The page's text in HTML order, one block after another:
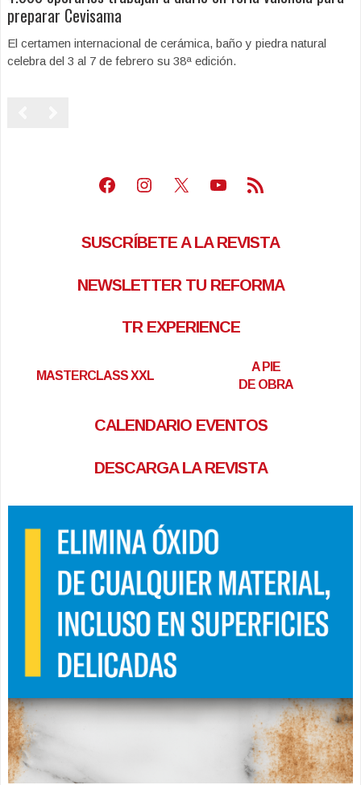
preparar Cevisama
El certamen internacional de cerámica, baño y piedra natural
celebra del 3 al 7 de febrero su 38ª edición.
Facebook
Instagram
X Youtube
Feed RSS
SUSCRÍBETE A LA REVISTA
NEWSLETTER TU REFORMA
TR EXPERIENCE
MASTERCLASS XXL
A PIE
DE OBRA
CALENDARIO EVENTOS
DESCARGA LA REVISTA